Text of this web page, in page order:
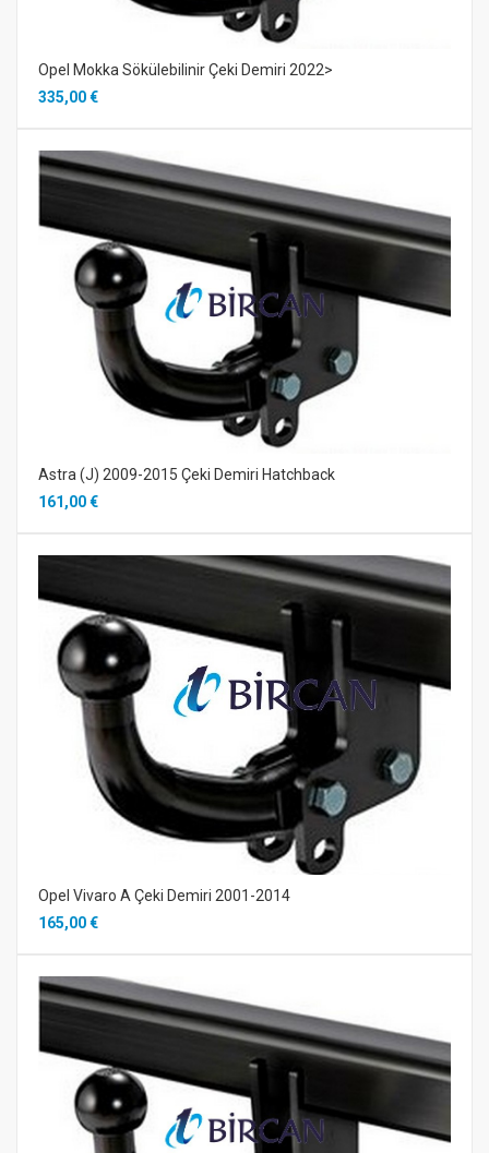
Opel Mokka Sökülebilinir Çeki Demiri 2022>
335,00 €
Astra (J) 2009-2015 Çeki Demiri Hatchback
161,00 €
Opel Vivaro A Çeki Demiri 2001-2014
165,00 €